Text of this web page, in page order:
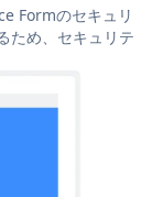
Formのセキュリ
ため、セキュリテ